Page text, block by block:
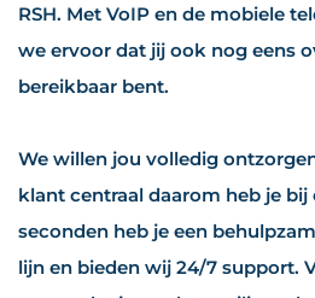
RSH. Met VoIP en de mobiele
we ervoor dat jij ook nog eens
bereikbaar bent.
We willen jou volledig
klant centraal daarom heb je bij
seconden heb je een
lijn en bieden wij 24/7 support.